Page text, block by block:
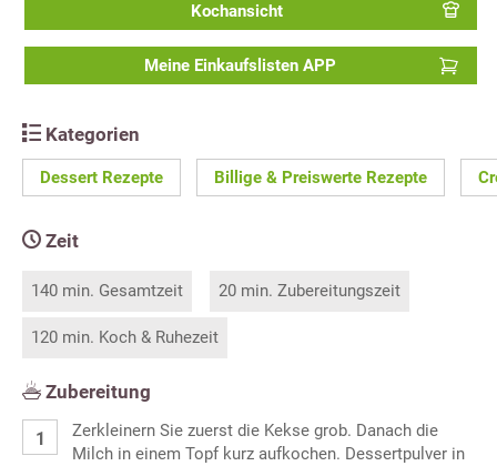
Kochansicht
Meine Einkaufslisten APP
Kategorien
Dessert Rezepte Billige & Preiswerte Rezepte
Zeit
140 min. Gesamtzeit 20 min. Zubereitungszeit
120 min. Koch & Ruhezeit
Zubereitung
Zerkleinern Sie zuerst die Kekse grob. Danach die
Milch in einem Topf kurz aufkochen. Dessertpulver in